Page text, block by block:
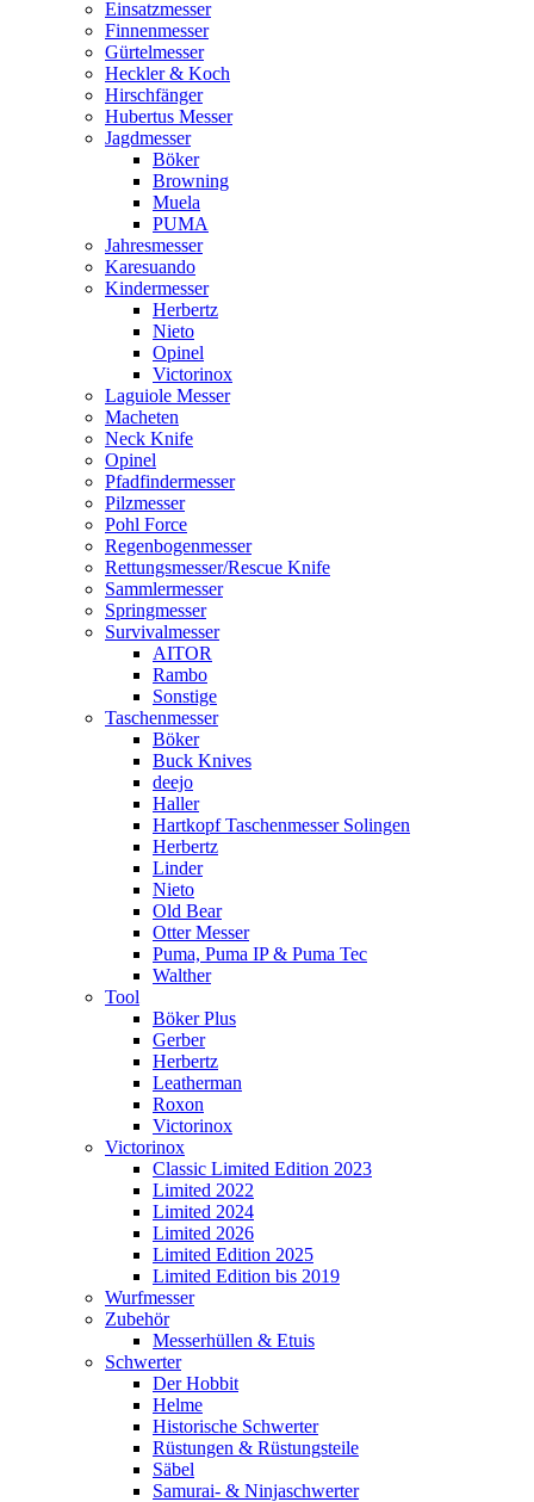
Einsatzmesser
Finnenmesser
Gürtelmesser
Heckler & Koch
Hirschfänger
Hubertus Messer
Jagdmesser
Böker
Browning
Muela
PUMA
Jahresmesser
Karesuando
Kindermesser
Herbertz
Nieto
Opinel
Victorinox
Laguiole Messer
Macheten
Neck Knife
Opinel
Pfadfindermesser
Pilzmesser
Pohl Force
Regenbogenmesser
Rettungsmesser/Rescue Knife
Sammlermesser
Springmesser
Survivalmesser
AITOR
Rambo
Sonstige
Taschenmesser
Böker
Buck Knives
deejo
Haller
Hartkopf Taschenmesser Solingen
Herbertz
Linder
Nieto
Old Bear
Otter Messer
Puma, Puma IP & Puma Tec
Walther
Tool
Böker Plus
Gerber
Herbertz
Leatherman
Roxon
Victorinox
Victorinox
Classic Limited Edition 2023
Limited 2022
Limited 2024
Limited 2026
Limited Edition 2025
Limited Edition bis 2019
Wurfmesser
Zubehör
Messerhüllen & Etuis
Schwerter
Der Hobbit
Helme
Historische Schwerter
Rüstungen & Rüstungsteile
Säbel
Samurai- & Ninjaschwerter